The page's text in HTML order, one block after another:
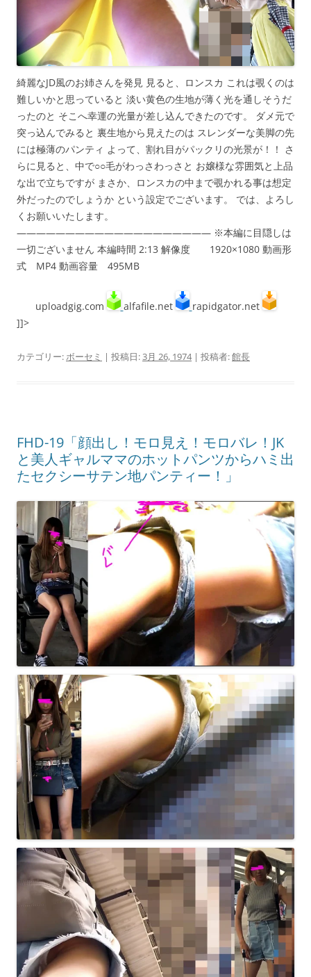
綺麗なJD風のお姉さんを発見 見ると、ロンスカ これは覗くのは
難しいかと思っていると 淡い黄色の生地が薄く光を通しそうだ
ったのと そこへ幸運の光量が差し込んできたのです。 ダメ元で
突っ込んでみると 裏生地から見えたのは スレンダーな美脚の先
には極薄のパンティ よって、割れ目がパックリの光景が！！ さ
らに見ると、中で○○毛がわっさわっさと お嬢様な雰囲気と上品
な出で立ちですが まさか、ロンスカの中まで覗かれる事は想定
外だったのでしょうか という設定でございます。 では、よろし
くお願いいたします。
———————————————————— ※本編に目隠しは
一切ございません 本編時間 2:13 解像度 1920×1080 動画形
式 MP4 動画容量 495MB
uploadgig.com alfafile.net
rapidgator.net
]]>
カテゴリー:ボーセミ | 投稿日:3月 26, 1974| 投稿者:館長
FHD-19「顔出し！モロ見え！モロバレ！JK
と美人ギャルママのホットパンツからハミ出
たセクシーサテン地パンティー！」